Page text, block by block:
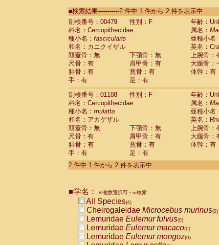
CebidaeSaguinus labiatus(0)
Cebidae Saguinus leucopus (0)
CebidaeSaguinus midas
CebidaeSaguinus mystax
CebidaeSaguinus nigricollis (1)
Cebidae Saguinus oedipus
Cebidae Saguinus weddelli
Cebidae Saguinusspp.
Cebidae Aotus trivirgatus
Cebidae Cebus albifrons
CebidaeCebus apella
Cebidae
CebidaeCebus nigrivittatus
Cebidae Cebusspp.(0)
Cebidae Saimiri boliviensis
Cebidae Saimiri sciureus
Atelidae Alouatta caraya
AtelidaeAlouatta fusca
AtelidaeAlouatta seniculus
AtelidaeAteles belzebuth
AtelidaeAteles geoffroyi
AtelidaeAteles paniscus(0)
AtelidaeAtelesspp. (0)
AtelidaeLagothrix lagothricha
AtelidaeLagothrix lagothricha cana
PitheciidaeCacajao calvus
■検索結果-----------2 件中 1 件から 2 件を表示中
剖検番号：00479
性別：F
年齢：
科名：Cercopithecidae
属名：
種小名： fascicularis
亜種小名
和名：カニクイザル
英名：
頭蓋骨：無
下顎骨：無
上腕骨：
尺骨：有
肩甲骨：有
大腿骨：
腓骨：有
寛骨：有
体幹：有
手：有
足：有
剖検番号：01188
性別：F
年齢：
科名：Cercopithecidae
属名：
種小名： mulatta
亜種小名
和名：アカゲザル
英名：
頭蓋骨：無
下顎骨：無
上腕骨：
尺骨：有
肩甲骨：有
大腿骨：
腓骨：有
寛骨：有
体幹：有
手：有
足：有
2 件中 1 件から 2 件を表示中
■学名： ※複数選択可・or検索
All Species(4)
Cheirogaleidae Microcebus murinus(0)
Lemuridae Eulemur fulvus(0)
Lemuridae Eulemur macaco(0)
Lemuridae Eulemur mongoz(0)